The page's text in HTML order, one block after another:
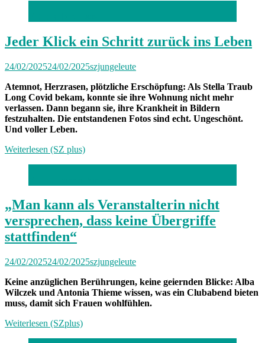
Jeder Klick ein Schritt zurück ins Leben
24/02/202524/02/2025szjungeleute
Atemnot, Herzrasen, plötzliche Erschöpfung: Als Stella Traub
Long Covid bekam, konnte sie ihre Wohnung nicht mehr
verlassen. Dann begann sie, ihre Krankheit in Bildern
festzuhalten. Die entstandenen Fotos sind echt. Ungeschönt.
Und voller Leben.
Weiterlesen (SZ plus)
„Man kann als Veranstalterin nicht
versprechen, dass keine Übergriffe
stattfinden“
24/02/202524/02/2025szjungeleute
Keine anzüglichen Berührungen, keine geiernden Blicke: Alba
Wilczek und Antonia Thieme wissen, was ein Clubabend bieten
muss, damit sich Frauen wohlfühlen.
Weiterlesen (SZplus)